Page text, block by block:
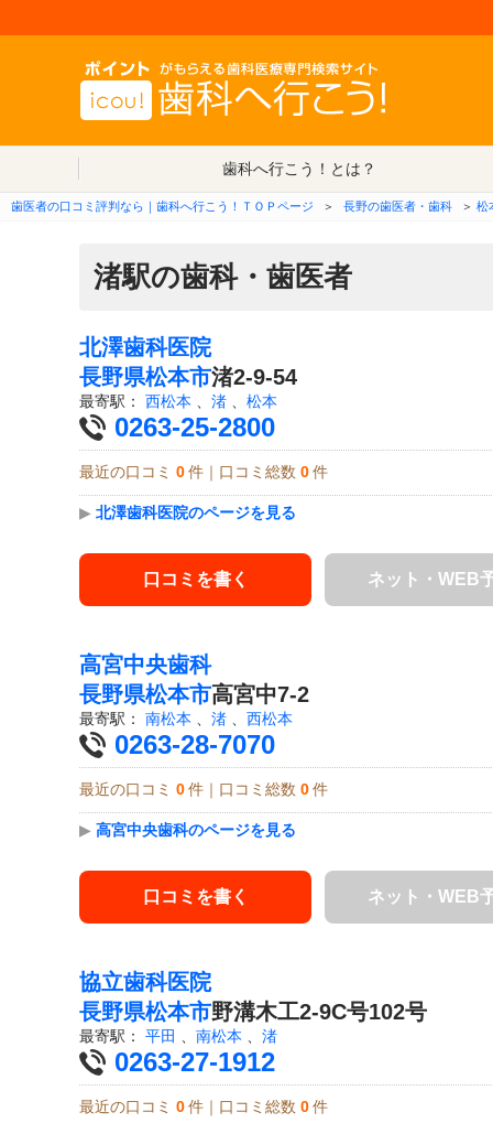
歯科へ行こう！とは？
歯医者の口コミ評判なら｜歯科へ行こう！ＴＯＰページ ＞ 長野の歯医者・歯科 ＞ 松
渚駅の歯科・歯医者
北澤歯科医院
長野県松本市渚2-9-54
最寄駅： 西松本 渚 松本
0263-25-2800
最近の口コミ 0 件｜口コミ総数 0 件
▶ 北澤歯科医院のページを見る
口コミを書く ネット・WEB
高宮中央歯科
長野県松本市高宮中7-2
最寄駅： 南松本 渚 西松本
0263-28-7070
最近の口コミ 0 件｜口コミ総数 0 件
▶ 高宮中央歯科のページを見る
口コミを書く ネット・WEB
協立歯科医院
長野県松本市野溝木工2-9C号102号
最寄駅： 平田 南松本 渚
0263-27-1912
最近の口コミ 0 件｜口コミ総数 0 件